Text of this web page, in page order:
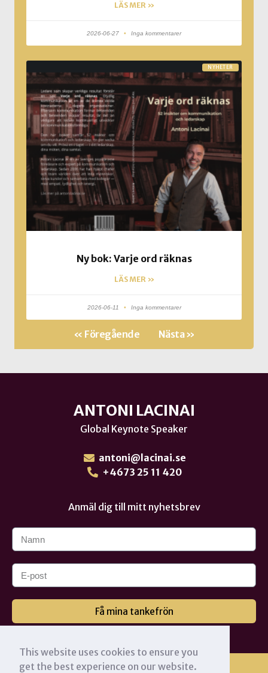
This website uses cookies to ensure you
get the best experience on our website.
LÄS MER »
2026-06-27 Inga kommentarer
NYHETER
Ny bok: Varje ord räknas
LÄS MER »
2026-06-11 Inga kommentarer
« Föregående Nästa »
ANTONI LACINAI
Global Keynote Speaker
antoni@lacinai.se
+4673 25 11 420
Anmäl dig till mitt nyhetsbrev
Få mina tankefrön